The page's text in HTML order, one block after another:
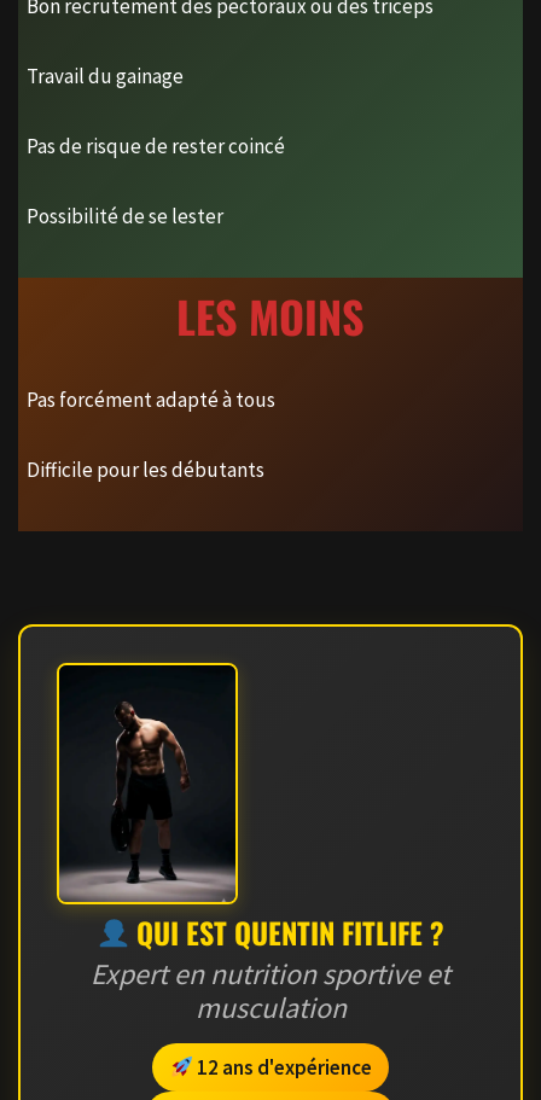
Bon recrutement des pectoraux ou des triceps
Travail du gainage
Pas de risque de rester coincé
Possibilité de se lester
LES MOINS
Pas forcément adapté à tous
Difficile pour les débutants
QUI EST QUENTIN FITLIFE ?
Expert en nutrition sportive et
musculation
12 ans d'expérience